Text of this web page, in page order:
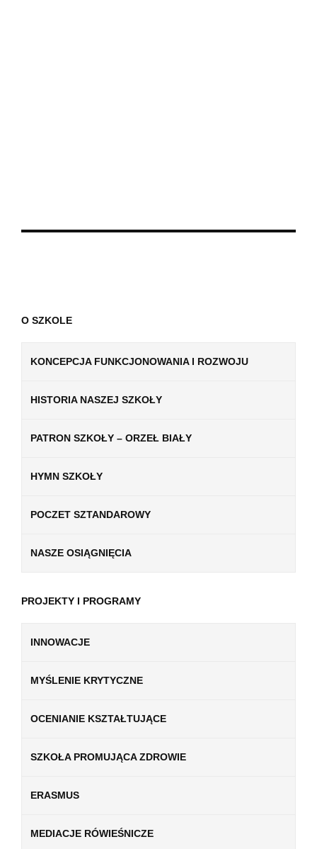
O SZKOLE
KONCEPCJA FUNKCJONOWANIA I ROZWOJU
HISTORIA NASZEJ SZKOŁY
PATRON SZKOŁY – ORZEŁ BIAŁY
HYMN SZKOŁY
POCZET SZTANDAROWY
NASZE OSIĄGNIĘCIA
PROJEKTY I PROGRAMY
INNOWACJE
MYŚLENIE KRYTYCZNE
OCENIANIE KSZTAŁTUJĄCE
SZKOŁA PROMUJĄCA ZDROWIE
ERASMUS
MEDIACJE RÓWIEŚNICZE